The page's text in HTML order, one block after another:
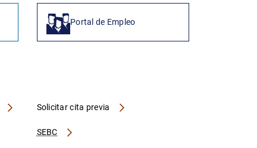
Portal de Empleo
SEBC
Solicitar cita previa